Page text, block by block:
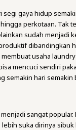
segi gaya hidup
perkotaan. Tak
sudah menjadi
dibandingkan
usaha
mencuci sendiri
semakin hari
sangat
suka dirinya